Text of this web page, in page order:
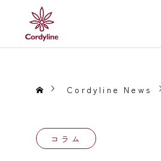
Cordyline News
コラム